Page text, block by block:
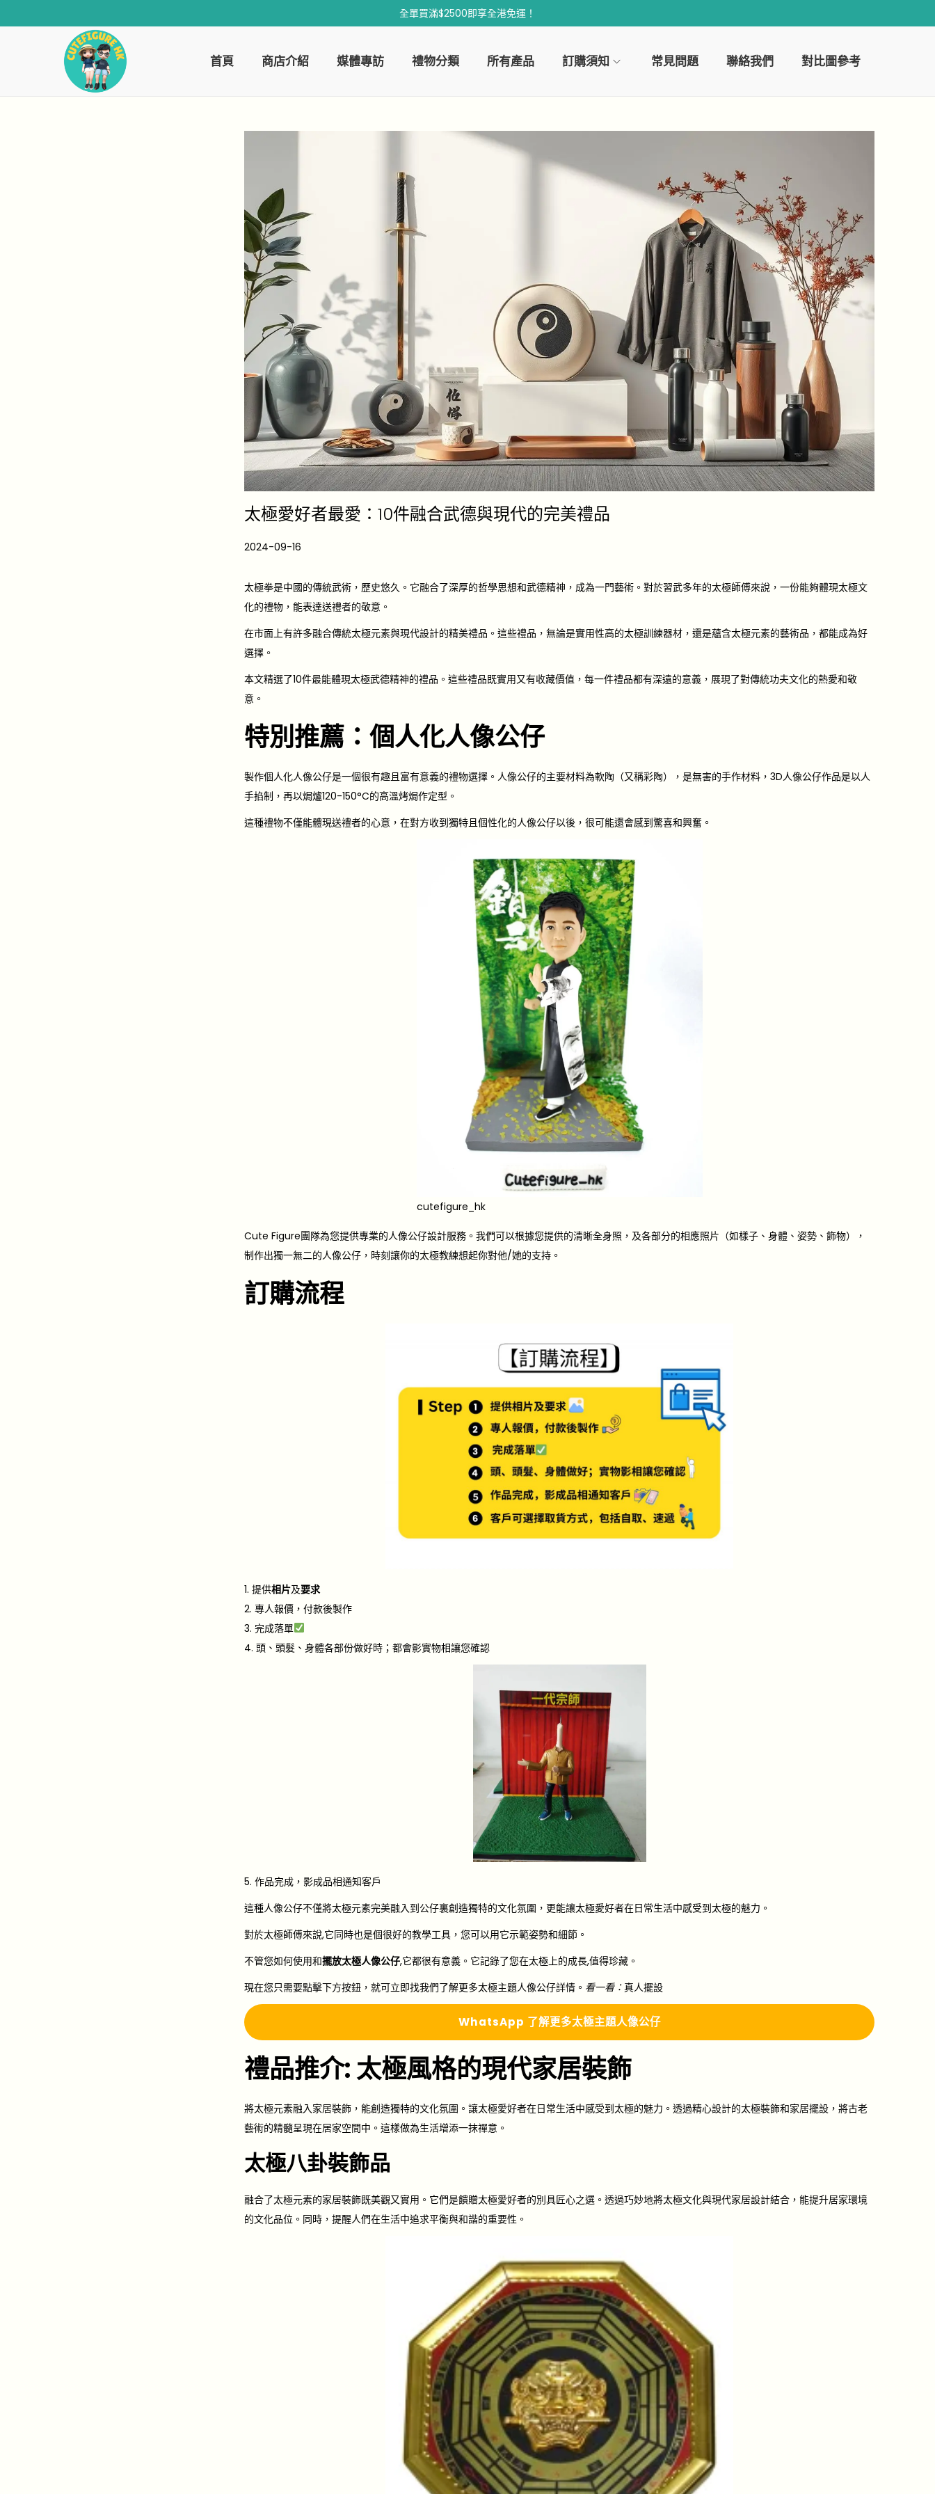
全單買滿$2500即享全港免運！
首頁 商店介紹 媒體專訪 禮物分類 所有產品 訂購須知 常見問題 聯絡我們 對比圖參考
太極愛好者最愛：10件融合武德與現代的完美禮品
P
s
t
n
2024-09-16
2
5
-
7
太極拳是中國的傳統武術，歷史悠久。它融合了深厚的哲學思想和武德精神，成為一門藝術。對於習武多年的太極師傅來說，一份能夠體現太極文
化的禮物，能表達送禮者的敬意。
在市面上有許多融合傳統太極元素與現代設計的精美禮品。這些禮品，無論是實用性高的太極訓練器材，還是蘊含太極元素的藝術品，都能成為好
選擇。
本文精選了10件最能體現太極武德精神的禮品。這些禮品既實用又有收藏價值，每一件禮品都有深遠的意義，展現了對傳統功夫文化的熱愛和敬
意。
特別推薦：個人化人像公仔
製作個人化人像公仔是一個很有趣且富有意義的禮物選擇。人像公仔的主要材料為軟陶（又稱彩陶），是無害的手作材料，3D人像公仔作品是以人
手掐制，再以焗爐120-150°C的高溫烤焗作定型。
這種禮物不僅能體現送禮者的心意，在對方收到獨特且個性化的人像公仔以後，很可能還會感到驚喜和興奮。
cutefigure_hk
Cute Figure團隊為您提供專業的人像公仔設計服務。我們可以根據您提供的清晰全身照，及各部分的相應照片（如樣子、身體、姿勢、飾物），
制作出獨一無二的人像公仔，時刻讓你的太極教練想起你對他/她的支持。
訂購流程
1. 提供相片及要求
2. 專人報價，付款後製作
3. 完成落單
4. ​​頭、頭髮、身體各部份做好時；都會影實物相讓您確認
5. 作品完成，影成品相通知客戶
這種人像公仔不僅將太極元素完美融入到公仔裏創造獨特的文化氛圍，更能讓太極愛好者在日常生活中感受到太極的魅力。
對於太極師傅來說,它同時也是個很好的教學工具，您可以用它示範姿勢和細節。
不管您如何使用和擺放太極人像公仔,它都很有意義。它記錄了您在太極上的成長,值得珍藏。
現在您只需要點擊下方按鈕，就可立即找我們了解更多太極主題人像公仔詳情。 看一看：真人擺設
WhatsApp 了解更多太極主題人像公仔
禮品推介: 太極風格的現代家居裝飾
將太極元素融入家居裝飾，能創造獨特的文化氛圍。讓太極愛好者在日常生活中感受到太極的魅力。透過精心設計的太極裝飾和家居擺設，將古老
藝術的精髓呈現在居家空間中。這樣做為生活增添一抹禪意。
太極八卦裝飾品
融合了太極元素的家居裝飾既美觀又實用。它們是饋贈太極愛好者的別具匠心之選。透過巧妙地將太極文化與現代家居設計結合，能提升居家環境
的文化品位。同時，提醒人們在生活中追求平衡與和諧的重要性。